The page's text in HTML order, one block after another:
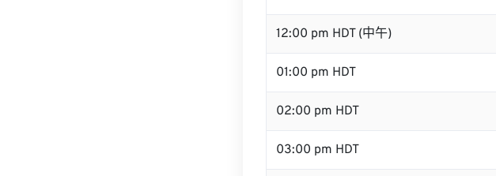
12:00 pm HDT (中午)
01:00 pm HDT
02:00 pm HDT
03:00 pm HDT